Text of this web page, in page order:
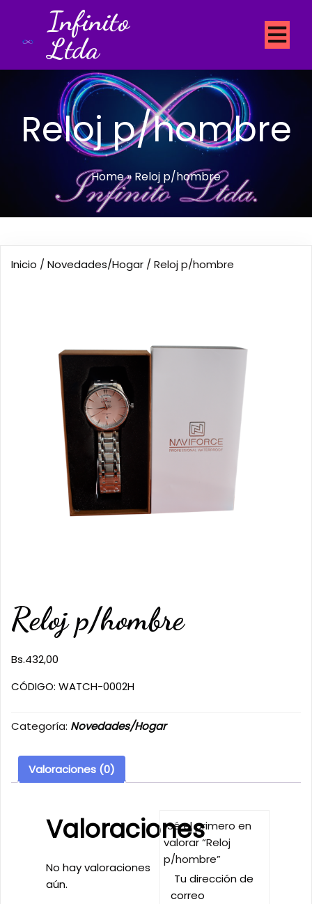
Infinito
Ltda
Reloj p/hombre
Home» Reloj p/hombre
Inicio /Novedades/Hogar / Reloj p/hombre
Reloj p/hombre
Bs.432,00
CÓDIGO: WATCH-0002H
Categoría: Novedades/Hogar
Valoraciones (0)
Valoraciones
No hay valoraciones
aún.
Sé el primero en
valorar “Reloj
p/hombre”
Tu dirección de
correo